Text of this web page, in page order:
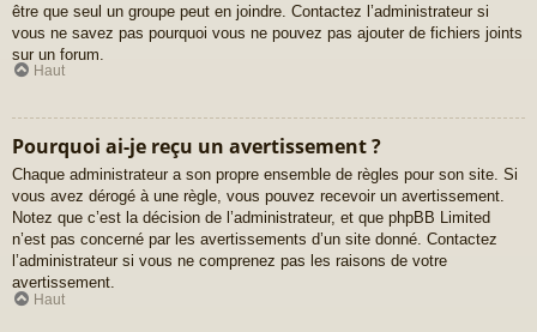
être que seul un groupe peut en joindre. Contactez l’administrateur si
vous ne savez pas pourquoi vous ne pouvez pas ajouter de fichiers joints
sur un forum.
Haut
Pourquoi ai-je reçu un avertissement ?
Chaque administrateur a son propre ensemble de règles pour son site. Si
vous avez dérogé à une règle, vous pouvez recevoir un avertissement.
Notez que c’est la décision de l’administrateur, et que phpBB Limited
n’est pas concerné par les avertissements d’un site donné. Contactez
l’administrateur si vous ne comprenez pas les raisons de votre
avertissement.
Haut